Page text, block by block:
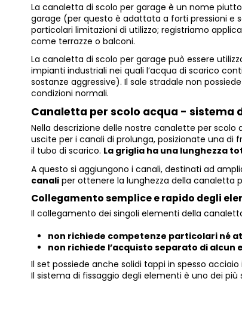
La canaletta di scolo per garage è un nome
garage (per questo è adattata a forti pressioni e
particolari limitazioni di utilizzo; registriamo
come terrazze o balconi.
La canaletta di scolo per garage può essere
impianti industriali nei quali l’acqua di scarico
sostanze aggressive). Il sale stradale non
condizioni normali.
Canaletta per scolo acqua - sistema
Nella descrizione delle nostre canalette per scolo
uscite per i canali di prolunga, posizionate una di
il tubo di scarico. La griglia ha una lunghezza
A questo si aggiungono i canali, destinati ad
canali per ottenere la lunghezza della canaletta
Collegamento semplice e rapido degli
Il collegamento dei singoli elementi della
non richiede competenze particolari né
non richiede l’acquisto separato di alcun
Il set possiede anche solidi tappi in spesso
Il sistema di fissaggio degli elementi è uno dei